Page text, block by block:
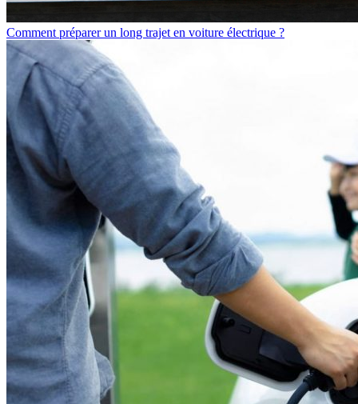
Comment préparer un long trajet en voiture électrique ?